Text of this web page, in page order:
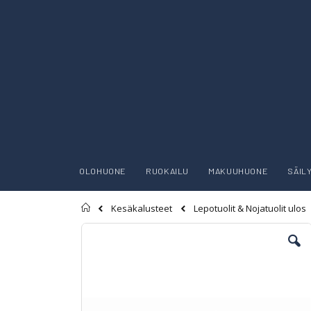
OLOHUONE RUOKAILU MAKUUHUONE
Etusivu
Kesäkalusteet Lepotuolit & Nojatuolit ulos
Skip